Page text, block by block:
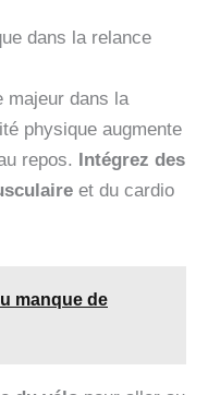
dans la relance
majeur dans la
physique augmente
repos. Intégrez des
et du cardio
manque de